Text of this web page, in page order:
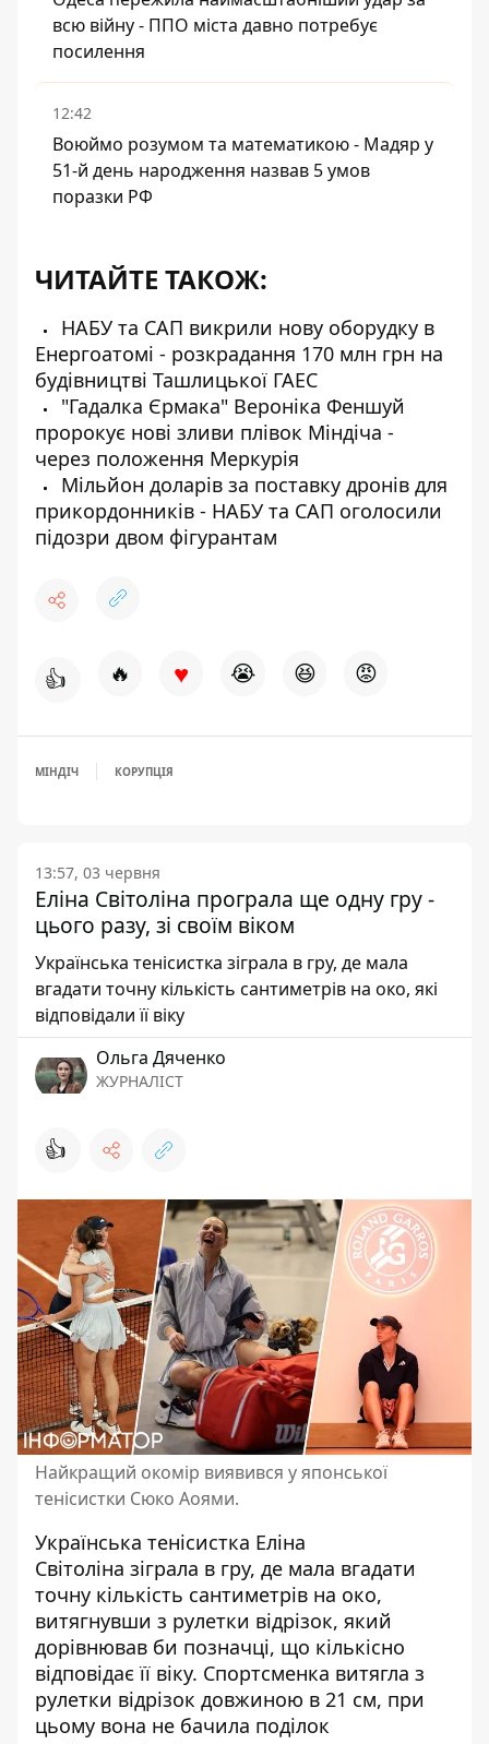
всю війну - ППО міста давно потребує
посилення
12:42
Воюймо розумом та математикою - Мадяр у
51-й день народження назвав 5 умов
поразки РФ
ЧИТАЙТЕ ТАКОЖ:
НАБУ та САП викрили нову оборудку в
Енергоатомі - розкрадання 170 млн грн на
будівництві Ташлицької ГАЕС
"Гадалка Єрмака" Вероніка Феншуй
пророкує нові зливи плівок Міндіча -
через положення Меркурія
Мільйон доларів за поставку дронів для
прикордонників - НАБУ та САП оголосили
підозри двом фігурантам
👍 🔥 ♥ 😭 😆 😡
МІНДІЧ КОРУПЦІЯ
13:57, 03 червня
Еліна Світоліна програла ще одну гру -
цього разу, зі своїм віком
Українська тенісистка зіграла в гру, де мала
вгадати точну кількість сантиметрів на око, які
відповідали її віку
Ольга Дяченко
ЖУРНАЛІСТ
👍
Найкращий окомір виявився у японської
тенісистки Сюко Аоями.
Українська тенісистка Еліна
Світоліна зіграла в гру, де мала вгадати
точну кількість сантиметрів на око,
витягнувши з рулетки відрізок, який
дорівнював би позначці, що кількісно
відповідає її віку. Спортсменка витягла з
рулетки відрізок довжиною в 21 см, при
цьому вона не бачила поділок